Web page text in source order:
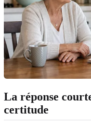
La réponse
certitude